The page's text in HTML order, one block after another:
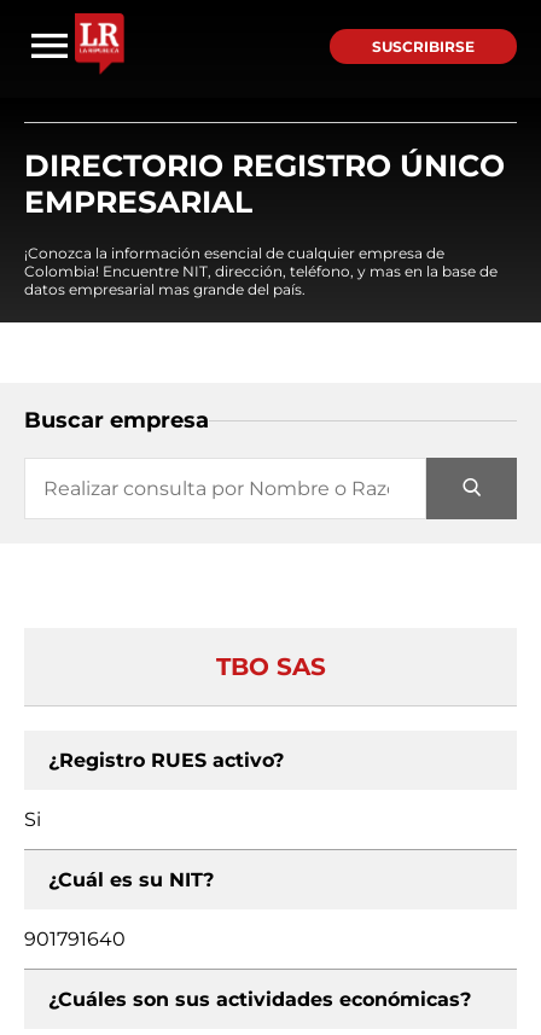
SUSCRIBIRSE
DIRECTORIO REGISTRO ÚNICO
EMPRESARIAL
¡Conozca la información esencial de cualquier empresa de
Colombia! Encuentre NIT, dirección, teléfono, y mas en la base de
datos empresarial mas grande del país.
Buscar empresa
TBO SAS
¿Registro RUES activo?
Si
¿Cuál es su NIT?
901791640
¿Cuáles son sus actividades económicas?